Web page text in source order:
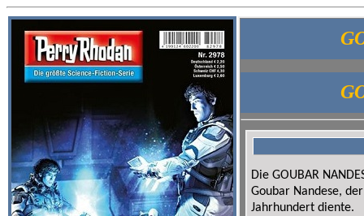
Die GOUBAR
Goubar Nandese,
Jahrhundert diente.